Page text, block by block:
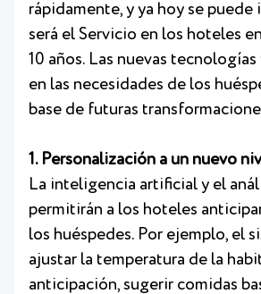
rápidamente, y ya hoy se puede
será el Servicio en los hoteles
10 años. Las nuevas
en las necesidades de los
base de futuras
1. Personalización a un nuevo
La inteligencia artificial y el
permitirán a los hoteles
los huéspedes. Por ejemplo, el
ajustar la temperatura de la
anticipación, sugerir comidas